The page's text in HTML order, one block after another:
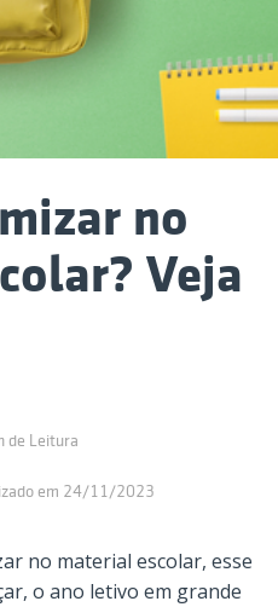
no
Veja
de Leitura
em 24/11/2023
no material escolar, esse
o ano letivo em grande